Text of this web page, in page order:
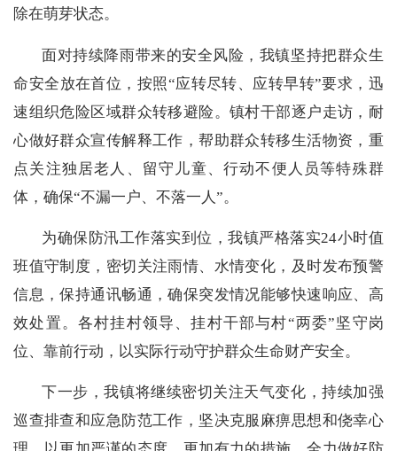
除在萌芽状态。
面对持续降雨带来的安全风险，我镇坚持把群众生
命安全放在首位，按照“应转尽转、应转早转”要求，迅
速组织危险区域群众转移避险。镇村干部逐户走访，耐
心做好群众宣传解释工作，帮助群众转移生活物资，重
点关注独居老人、留守儿童、行动不便人员等特殊群
体，确保“不漏一户、不落一人”。
为确保防汛工作落实到位，我镇严格落实24小时值
班值守制度，密切关注雨情、水情变化，及时发布预警
信息，保持通讯畅通，确保突发情况能够快速响应、高
效处置。各村挂村领导、挂村干部与村“两委”坚守岗
位、靠前行动，以实际行动守护群众生命财产安全。
下一步，我镇将继续密切关注天气变化，持续加强
巡查排查和应急防范工作，坚决克服麻痹思想和侥幸心